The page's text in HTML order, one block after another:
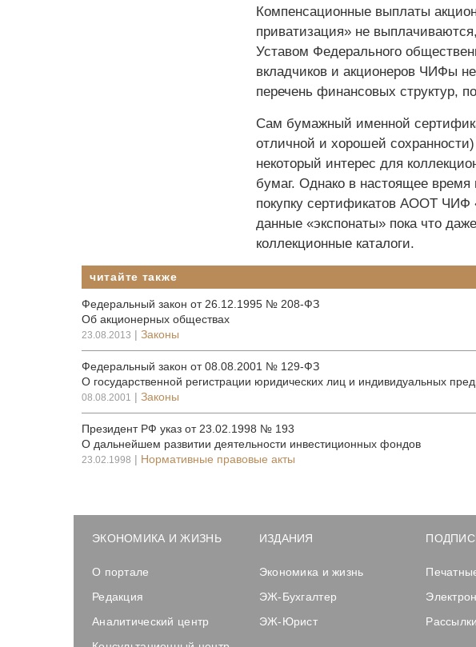
Компенсационные выплаты
приватизация» не
Уставом Федерального
вкладчиков и акционеров ЧИФы
перечень финансовых структур,
Сам бумажный именной
отличной и хорошей
некоторый интерес для
бумаг. Однако в настоящее
покупку сертификатов АООТ ЧИФ
данные «экспонаты» пока что
коллекционные каталоги.
читайте также
Федеральный закон от 26.12.1995 № 208-ФЗ
Об акционерных обществах
23.08.2013 | Законы
Федеральный закон от 08.08.2001 № 129-ФЗ
О государственной регистрации юридических лиц и индивидуальных
08.08.2001 | Законы
Президент РФ указ от 23.02.1998 № 193
О дальнейшем развитии деятельности инвестиционных фондов
23.02.1998 | Нормативные правовые акты
ЭКОНОМИКА И ЖИЗНЬ
О портале
Редакция
Аналитический центр
ИЗДАНИЯ
Экономика и жизнь
ЭЖ-Бухгалтер
ЭЖ-Юрист